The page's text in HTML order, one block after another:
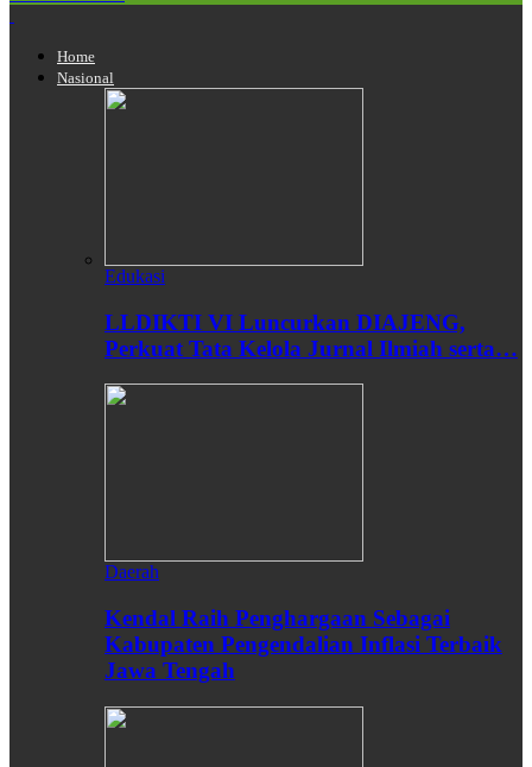
Home
Nasional
Edukasi
LLDIKTI VI Luncurkan DIAJENG,
Perkuat Tata Kelola Jurnal Ilmiah serta…
Daerah
Kendal Raih Penghargaan Sebagai
Kabupaten Pengendalian Inflasi Terbaik
Jawa Tengah